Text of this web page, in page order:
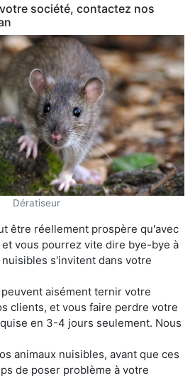
société, contactez nos
Dératiseur
être réellement prospère qu'avec
vous pourrez vite dire bye-bye à
s'invitent dans votre
aisément ternir votre
clients, et vous faire perdre votre
en 3-4 jours seulement. Nous
animaux nuisibles, avant que ces
de poser problème à votre